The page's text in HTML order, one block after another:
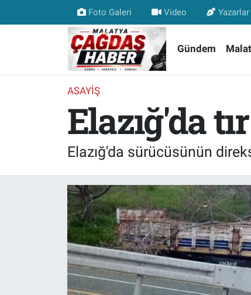
Foto Galeri Video Yazarlar
Gündem
ASAYIŞ
Elazığ'da
Elazığ'da sürücüsünün
Nöbetçi Eczaneler
Hava Durumu
Malatya Namaz Vakitleri
Trafik Durumu
Süper Lig Puan Durumu ve Fikstür
Tüm Manşetler
Son Dakika Haberleri
Haber Arşivi